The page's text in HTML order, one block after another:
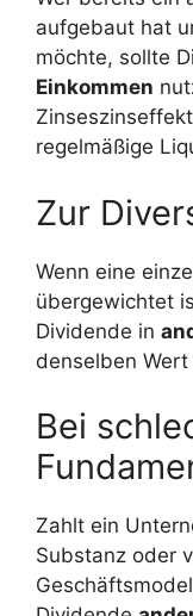
aufgebaut hat
möchte, sollte
Einkommen
regelmäßige
Zur
Wenn eine
übergewichtet
Dividende in
denselben
Bei
Zahlt ein
Substanz oder